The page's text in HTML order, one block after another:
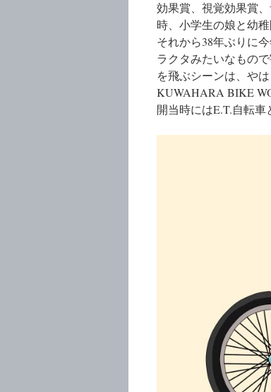
効果賞、視覚効果賞
時、小学生の娘と幼
それから38年ぶりに
ラクタみたいなもの
を飛ぶシーンは、や
KUWAHARA BIKE
開当時にはE.T.自転車